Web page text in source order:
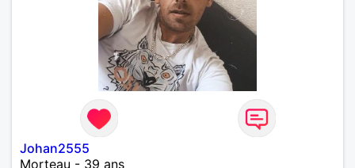
Johan2555
Morteau - 39 ans